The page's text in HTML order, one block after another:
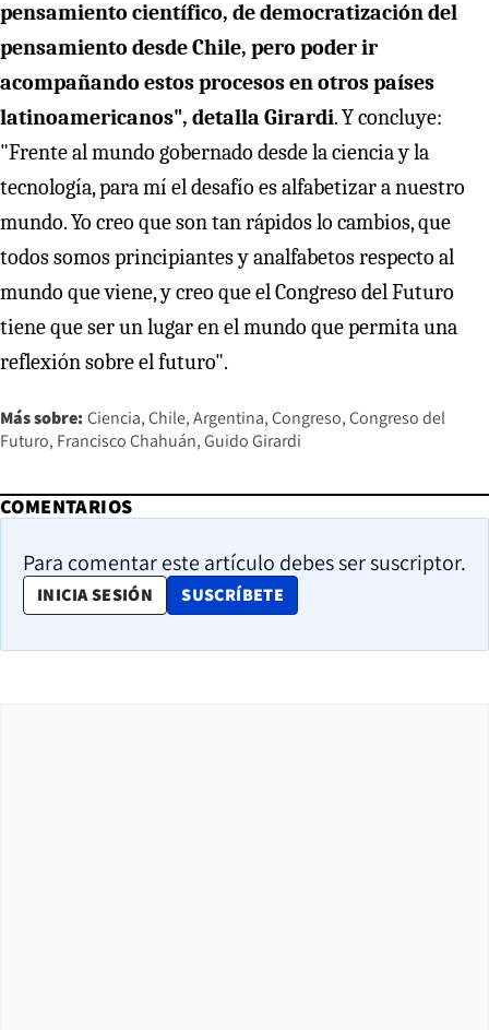
pensamiento científico, de democratización del
pensamiento desde Chile, pero poder ir
acompañando estos procesos en otros países
latinoamericanos", detalla Girardi. Y concluye:
"Frente al mundo gobernado desde la ciencia y la
tecnología, para mí el desafío es alfabetizar a nuestro
mundo. Yo creo que son tan rápidos lo cambios, que
todos somos principiantes y analfabetos respecto al
mundo que viene, y creo que el Congreso del Futuro
tiene que ser un lugar en el mundo que permita una
reflexión sobre el futuro".
Más sobre: Ciencia Chile Argentina Congreso Congreso del
Futuro Francisco Chahuán Guido Girardi
COMENTARIOS
Para comentar este artículo debes ser suscriptor.
INICIA SESIÓN SUSCRÍBETE
OPENS IN NEW WINDOW